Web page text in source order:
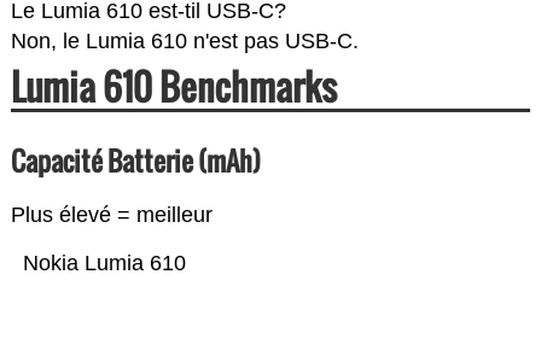
Le Lumia 610 est-til USB-C?
Non, le Lumia 610 n'est pas USB-C.
Lumia 610 Benchmarks
Capacité Batterie (mAh)
Plus élevé = meilleur
Nokia Lumia 610